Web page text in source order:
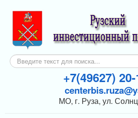
Искать...
+7(49627)
МО, г. Руза, ул.